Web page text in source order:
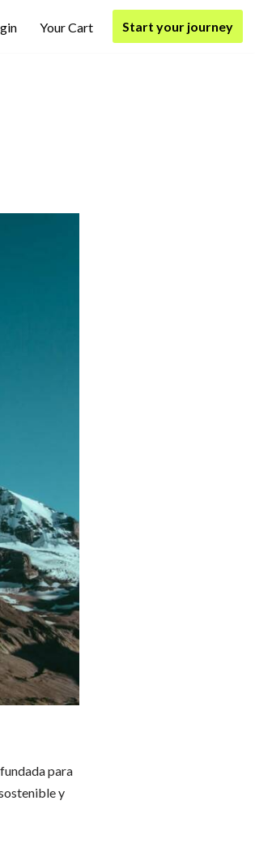
Your Cart Start your journey
para
y